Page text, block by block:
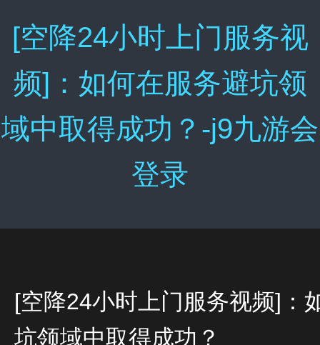
[空降24小时上门服务视
频]：如何在服务避坑领
域中取得成功？-j9九游会
登录
[空降24小时上门服务视频]：
坑领域中取得成功？